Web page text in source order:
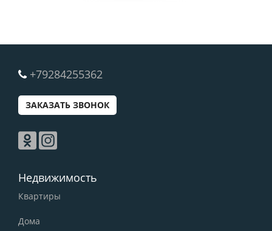
+79284255362
ЗАКАЗАТЬ ЗВОНОК
Недвижимость
Квартиры
Дома